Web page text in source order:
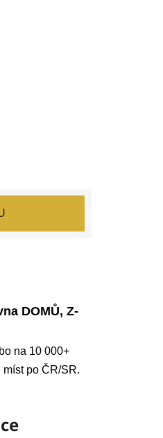
DOMŮ, Z-
na 10 000+
po ČR/SR.